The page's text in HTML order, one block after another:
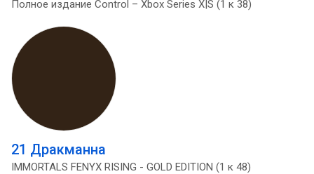
Полное издание Control – Xbox Series X|S (1 к 38)
21 Дракманна
IMMORTALS FENYX RISING - GOLD EDITION (1 к 48)